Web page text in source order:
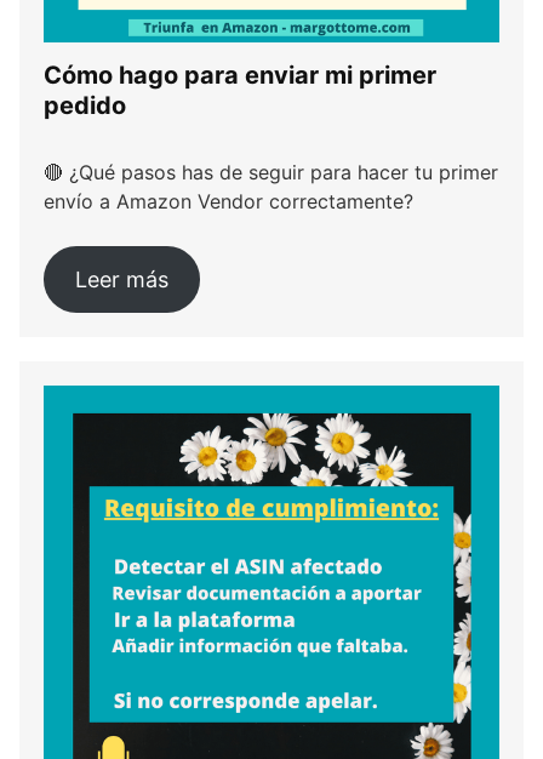
Cómo hago para enviar mi primer
pedido
🔴 ¿Qué pasos has de seguir para hacer tu primer
envío a Amazon Vendor correctamente?
Leer más